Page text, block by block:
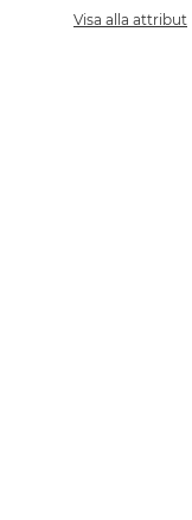
beginning
of
Visa alla attribut